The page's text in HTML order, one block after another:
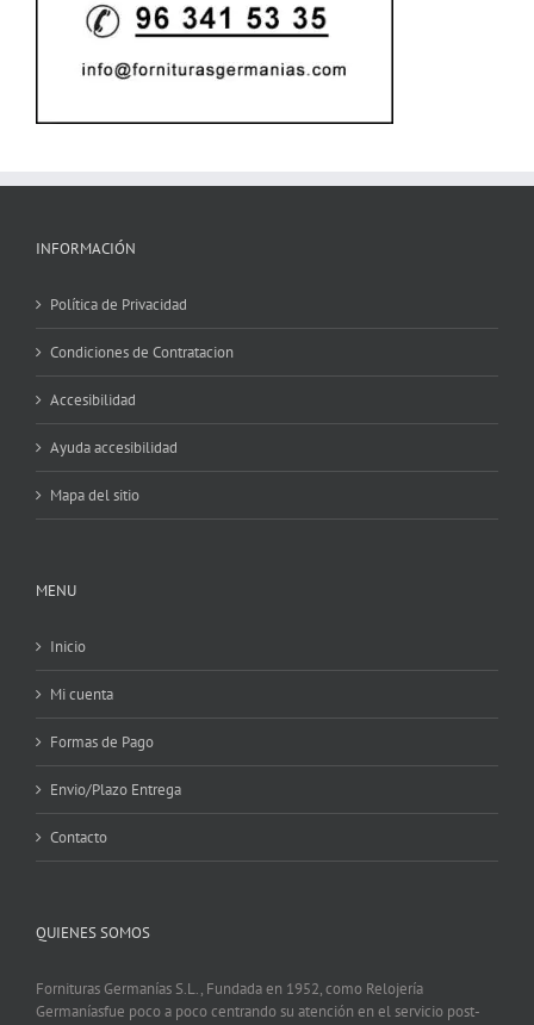
INFORMACIÓN
Política de Privacidad
Condiciones de Contratacion
Accesibilidad
Ayuda accesibilidad
Mapa del sitio
MENU
Inicio
Mi cuenta
Formas de Pago
Envio/Plazo Entrega
Contacto
QUIENES SOMOS
Fornituras Germanías S.L., Fundada en 1952, como Relojería
Germaníasfue poco a poco centrando su atención en el servicio post-